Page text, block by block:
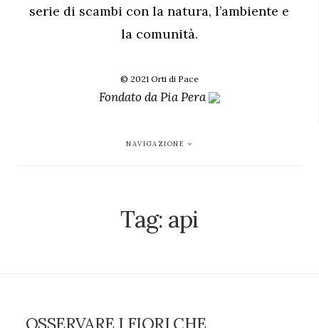
serie di scambi con la natura, l’ambiente e
la comunità.
© 2021 Orti di Pace
Fondato daPia Pera
NAVIGAZIONE
Tag: api
OSSERVARE I FIORI CHE